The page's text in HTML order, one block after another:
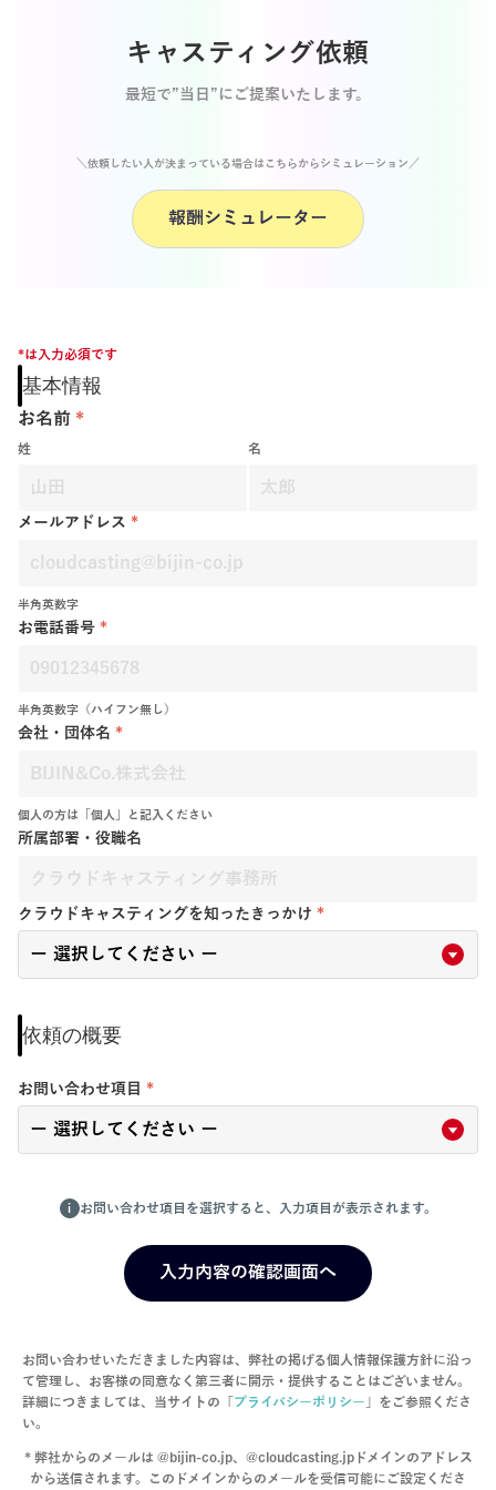
キャスティング依頼
最短で”当日”にご提案いたします。
＼依頼したい人が決まっている場合はこちらからシミュレーション／
報酬シミュレーター
*は入力必須です
基本情報
お名前 *
姓 名
メールアドレス *
半角英数字
お電話番号 *
半角英数字（ハイフン無し）
会社・団体名 *
個人の方は「個人」と記入ください
所属部署・役職名
クラウドキャスティングを知ったきっかけ *
依頼の概要
お問い合わせ項目 *
i お問い合わせ項目を選択すると、入力項目が表示されます。
入力内容の確認画面へ
お問い合わせいただきました内容は、弊社の掲げる個人情報保護方針に沿っ
て管理し、お客様の同意なく第三者に開示・提供することはございません。
詳細につきましては、当サイトの「 プライバシーポリシー 」をご参照くださ
い。
* 弊社からのメールは @bijin-co.jp、@cloudcasting.jpドメインのアドレス
から送信されます。このドメインからのメールを受信可能にご設定くださ